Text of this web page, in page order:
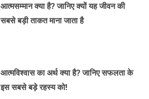
आत्मसम्मान क्या है? जानिए क्यों यह जीवन की
सबसे बड़ी ताकत माना जाता है
आत्मविश्वास का अर्थ क्या है? जानिए सफलता के
इस सबसे बड़े रहस्य को!